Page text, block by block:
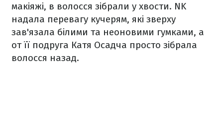
макіяжі, в волосся зібрали у хвости. NK
надала перевагу кучерям, які зверху
зав'язала білими та неоновими гумками, а
от її подруга Катя Осадча просто зібрала
волосся назад.